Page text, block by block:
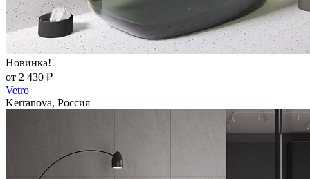
Новинка!
от 2 430 ₽
Vetro
Kerranova, Россия